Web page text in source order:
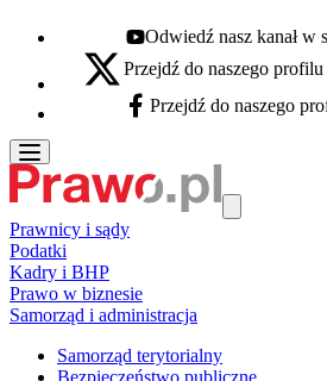
Youtube - otwiera się w nowej
Odwiedź nasz kanał w
X - otwiera się w nowej karcie
Przejdź do naszego
Facebook - otwiera się w nowej
Przejdź do naszego
Prawnicy i sądy
Podatki
Kadry i BHP
Prawo w biznesie
Samorząd i administracja
Samorząd terytorialny